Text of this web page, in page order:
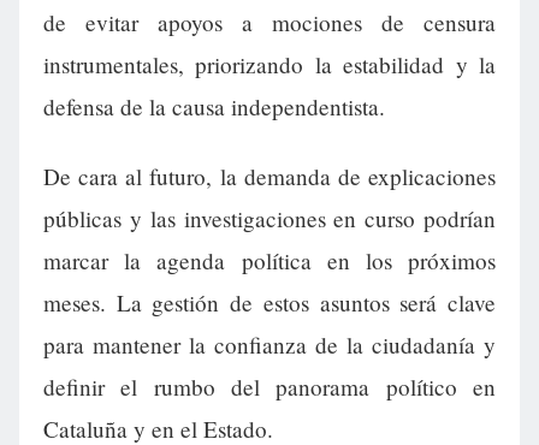
de evitar apoyos a mociones de censura
instrumentales, priorizando la estabilidad y la
defensa de la causa independentista.
De cara al futuro, la demanda de explicaciones
públicas y las investigaciones en curso podrían
marcar la agenda política en los próximos
meses. La gestión de estos asuntos será clave
para mantener la confianza de la ciudadanía y
definir el rumbo del panorama político en
Cataluña y en el Estado.